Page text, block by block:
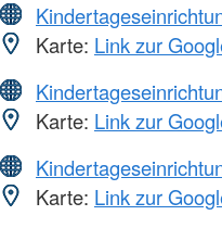
Karte: Link zur
Karte: Link zur
Karte: Link zur